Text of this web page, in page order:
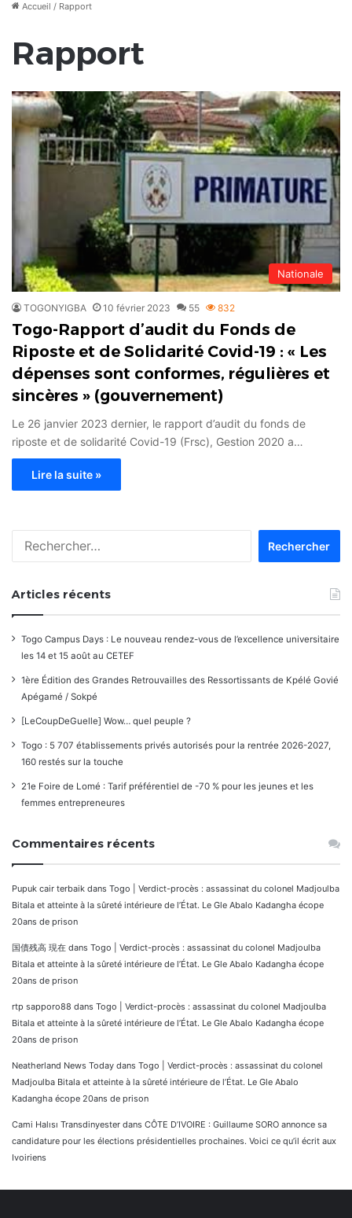
Accueil / Rapport
Rapport
Nationale
TOGONYIGBA 10 février 2023 55 832
Togo-Rapport d’audit du Fonds de
Riposte et de Solidarité Covid-19 : « Les
dépenses sont conformes, régulières et
sincères » (gouvernement)
Le 26 janvier 2023 dernier, le rapport d’audit du fonds de
riposte et de solidarité Covid-19 (Frsc), Gestion 2020 a…
Lire la suite »
Articles récents
Togo Campus Days : Le nouveau rendez-vous de l’excellence universitaire
les 14 et 15 août au CETEF
1ère Édition des Grandes Retrouvailles des Ressortissants de Kpélé Govié
Apégamé / Sokpé
[LeCoupDeGuelle] Wow… quel peuple ?
Togo : 5 707 établissements privés autorisés pour la rentrée 2026-2027,
160 restés sur la touche
21e Foire de Lomé : Tarif préférentiel de -70 % pour les jeunes et les
femmes entrepreneures
Commentaires récents
Pupuk cair terbaik dans Togo | Verdict-procès : assassinat du colonel Madjoulba
Bitala et atteinte à la sûreté intérieure de l’État. Le Gle Abalo Kadangha écope
20ans de prison
国債残高 現在 dans Togo | Verdict-procès : assassinat du colonel Madjoulba
Bitala et atteinte à la sûreté intérieure de l’État. Le Gle Abalo Kadangha écope
20ans de prison
rtp sapporo88 dans Togo | Verdict-procès : assassinat du colonel Madjoulba
Bitala et atteinte à la sûreté intérieure de l’État. Le Gle Abalo Kadangha écope
20ans de prison
Neatherland News Today dans Togo | Verdict-procès : assassinat du colonel
Madjoulba Bitala et atteinte à la sûreté intérieure de l’État. Le Gle Abalo
Kadangha écope 20ans de prison
Cami Halısı Transdinyester dans CÔTE D’IVOIRE : Guillaume SORO annonce sa
candidature pour les élections présidentielles prochaines. Voici ce qu’il écrit aux
Ivoiriens